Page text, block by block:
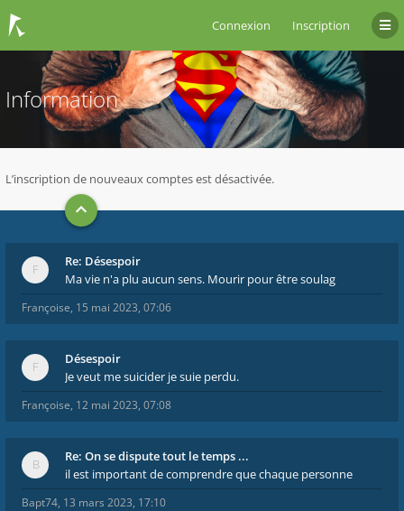
Connexion Inscription
Information
L’inscription de nouveaux comptes est désactivée.
Re: Désespoir
Ma vie n'a plu aucun sens. Mourir pour être soulag
Françoise, 15 mai 2023, 07:06
Désespoir
Je veut me suicider je suie perdu.
Françoise, 12 mai 2023, 07:08
Re: On se dispute tout le temps ...
il est important de comprendre que chaque personne
Bapt74, 13 mars 2023, 17:10